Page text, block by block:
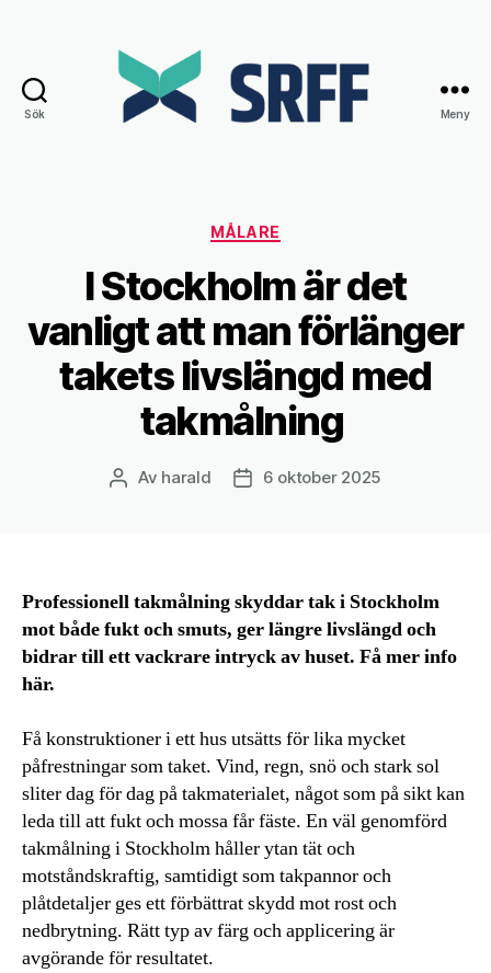
Sök Meny
Kategorier
MÅLARE
I Stockholm är det
vanligt att man förlänger
takets livslängd med
takmålning
Inläggsförfattare
Av harald Inläggsdatum
6 oktober 2025
Professionell takmålning skyddar tak i Stockholm
mot både fukt och smuts, ger längre livslängd och
bidrar till ett vackrare intryck av huset. Få mer info
här.
Få konstruktioner i ett hus utsätts för lika mycket
påfrestningar som taket. Vind, regn, snö och stark sol
sliter dag för dag på takmaterialet, något som på sikt kan
leda till att fukt och mossa får fäste. En väl genomförd
takmålning i Stockholm håller ytan tät och
motståndskraftig, samtidigt som takpannor och
plåtdetaljer ges ett förbättrat skydd mot rost och
nedbrytning. Rätt typ av färg och applicering är
avgörande för resultatet.